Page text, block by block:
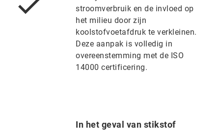
stroomverbruik en de invloed op
het milieu door zijn
koolstofvoetafdruk te verkleinen.
Deze aanpak is volledig in
overeenstemming met de ISO
14000 certificering.
In het geval van stikstof